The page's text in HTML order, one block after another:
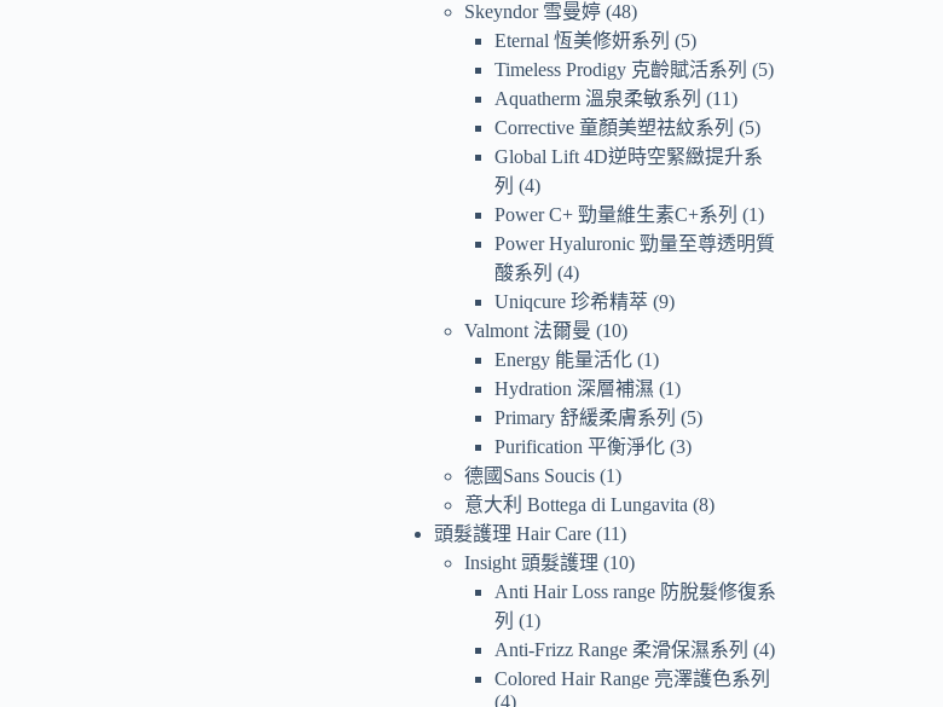
Skeyndor 雪曼婷 48
Eternal 恆美修妍系列
5
Timeless Prodigy 克齡賦活系列
5
Aquatherm 溫泉柔敏系列
11
Corrective 童顏美塑祛紋系列
5
Global Lift 4D逆時空緊緻提升系
列
4
Power C+ 勁量維生素C+系列
1
Power Hyaluronic 勁量至尊透明質
酸系列
4
Uniqcure 珍希精萃 9
Valmont 法爾曼
10
Energy 能量活化 1
Hydration 深層補濕
1
Primary 舒緩柔膚系列
5
Purification 平衡淨化 3
德國Sans Soucis 1
意大利 Bottega di Lungavita 8
頭髮護理 Hair Care 11
Insight 頭髮護理
10
Anti Hair Loss range 防脫髮修復系
列
1
Anti-Frizz Range 柔滑保濕系列
4
Colored Hair Range 亮澤護色系列
4